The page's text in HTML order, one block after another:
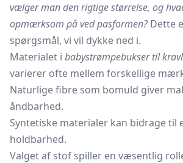
vælger man den rigtige størrelse, og
opmærksom på ved pasformen?Dette
spørgsmål, vi vil dykke ned i.
Materialet i babystrømpebukser til
varierer ofte mellem forskellige
Naturlige fibre som bomuld giver
åndbarhed.
Syntetiske materialer kan bidrage til
holdbarhed.
Valget af stof spiller en væsentlig